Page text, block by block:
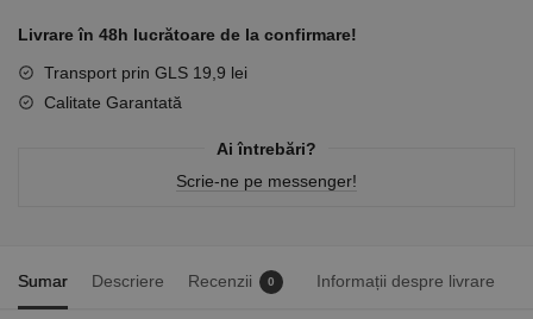
Livrare în 48h lucrătoare de la confirmare!
Transport prin GLS 19,9 lei
Calitate Garantată
Ai întrebări?
Scrie-ne pe messenger!
Sumar Descriere Recenzii 0 Informații despre livrare